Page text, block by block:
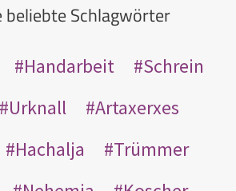
beliebte Schlagwörter
Handarbeit
Schrein
Urknall
Artaxerxes
Hachalja
Trümmer